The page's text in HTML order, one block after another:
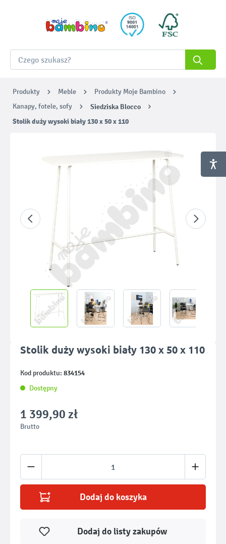
Produkty Meble
Produkty Moje Bambino
Kanapy, fotele, sofy
Siedziska Blocco
Stolik duży wysoki biały 130 x 50 x 110
Stolik duży wysoki biały 130 x 50 x 110
Kod produktu: 834154
Dostępny
1 399,90 zł
Brutto
Ilość produktu: Wprowadź żądaną ilość
Dodaj do koszyka
Dodaj do listy zakupów